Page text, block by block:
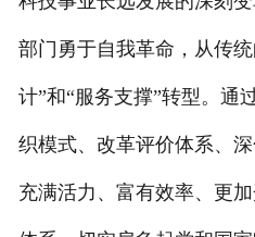
部门勇于自我革命，从传
计”和“服务支撑”转型。通
织模式、改革评价体系、
充满活力、富有效率、更